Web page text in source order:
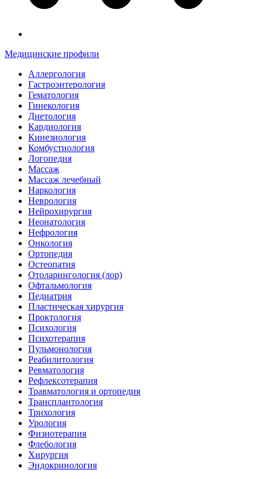
Медицинские профили
Аллергология
Гастроэнтерология
Гематология
Гинекология
Диетология
Кардиология
Кинезиология
Комбустиология
Логопедия
Массаж
Массаж лечебный
Наркология
Неврология
Нейрохирургия
Неонатология
Нефрология
Онкология
Ортопедия
Остеопатия
Отоларингология (лор)
Офтальмология
Педиатрия
Пластическая хирургия
Проктология
Психология
Психотерапия
Пульмонология
Реабилитология
Ревматология
Рефлексотерапия
Травматология и ортопедия
Трансплантология
Трихология
Урология
Физиотерапия
Флебология
Хирургия
Эндокринология